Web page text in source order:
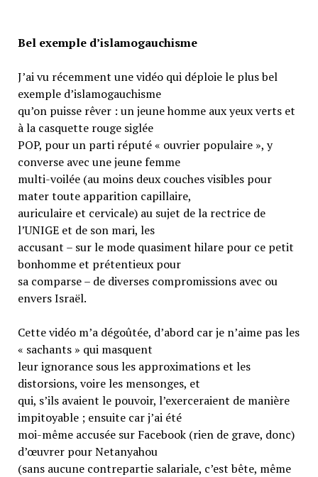
Bel exemple d’islamogauchisme
J’ai vu récemment une vidéo qui déploie le plus bel
exemple d’islamogauchisme
qu’on puisse rêver : un jeune homme aux yeux verts et
à la casquette rouge siglée
POP, pour un parti réputé « ouvrier populaire », y
converse avec une jeune femme
multi-voilée (au moins deux couches visibles pour
mater toute apparition capillaire,
auriculaire et cervicale) au sujet de la rectrice de
l’UNIGE et de son mari, les
accusant – sur le mode quasiment hilare pour ce petit
bonhomme et prétentieux pour
sa comparse – de diverses compromissions avec ou
envers Israël.
Cette vidéo m’a dégoûtée, d’abord car je n’aime pas les
« sachants » qui masquent
leur ignorance sous les approximations et les
distorsions, voire les mensonges, et
qui, s’ils avaient le pouvoir, l’exerceraient de manière
impitoyable ; ensuite car j’ai été
moi-même accusée sur Facebook (rien de grave, donc)
d’œuvrer pour Netanyahou
(sans aucune contrepartie salariale, c’est bête, même